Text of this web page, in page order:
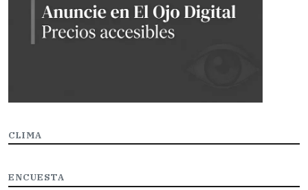
CLIMA
ENCUESTA